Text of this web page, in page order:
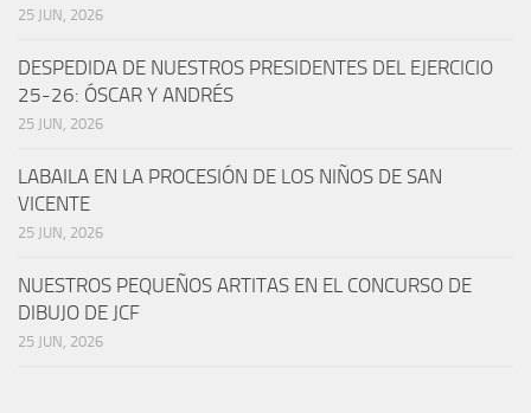
25 JUN, 2026
DESPEDIDA DE NUESTROS PRESIDENTES DEL EJERCICIO
25-26: ÓSCAR Y ANDRÉS
25 JUN, 2026
LABAILA EN LA PROCESIÓN DE LOS NIÑOS DE SAN
VICENTE
25 JUN, 2026
NUESTROS PEQUEÑOS ARTITAS EN EL CONCURSO DE
DIBUJO DE JCF
25 JUN, 2026